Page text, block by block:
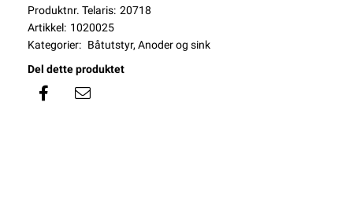
Produktnr. Telaris: 20718
Artikkel: 1020025
Kategorier: Båtutstyr, Anoder og sink
Del dette produktet